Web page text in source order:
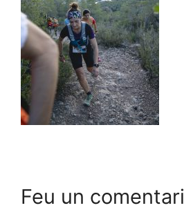
Feu un comentari